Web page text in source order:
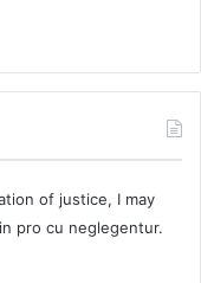
of justice, I may
pro cu neglegentur.